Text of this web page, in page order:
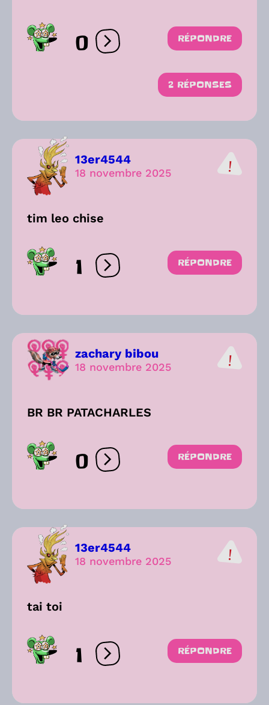
0 Ouvrir les réactions
RÉPONDRE
2 RÉPONSES
13er4544
18 novembre 2025
tim leo chise
1 Ouvrir les réactions
RÉPONDRE
zachary bibou
18 novembre 2025
BR BR PATACHARLES
0 Ouvrir les réactions
RÉPONDRE
13er4544
18 novembre 2025
tai toi
1 Ouvrir les réactions
RÉPONDRE